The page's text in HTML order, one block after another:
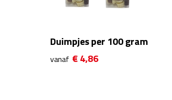
Duimpjes per 100 gram
vanaf € 4,86